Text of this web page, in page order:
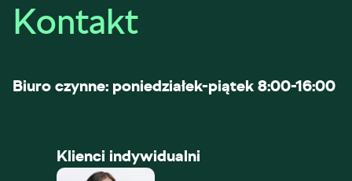
Kontakt
Biuro czynne: poniedziałek-piątek 8:00-16:00
Klienci indywidualni